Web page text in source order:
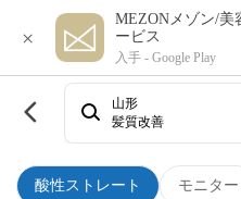
×
MEZONメゾン/美
ービス
入手 - Google Play
酸性ストレート モニター
山形
髪質改善